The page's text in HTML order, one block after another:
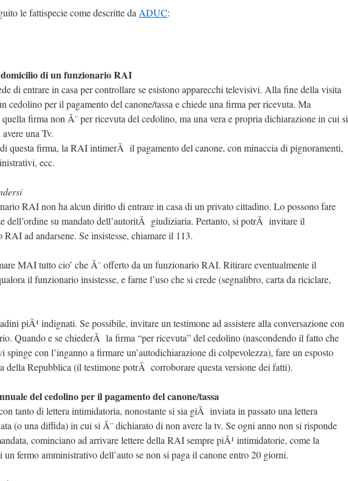
le fattispecie come descritte da ADUC:
di un funzionario RAI
di entrare in casa per controllare se esistono apparecchi televisivi. Alla fine della visita
cedolino per il pagamento del canone/tassa e chiede una firma per ricevuta. Ma
quella firma non Ã¨ per ricevuta del cedolino, ma una vera e propria dichiarazione in cui si
una Tv.
questa firma, la RAI intimerÃ il pagamento del canone, con minaccia di pignoramenti,
ecc.
RAI non ha alcun diritto di entrare in casa di un privato cittadino. Lo possono fare
dell’ordine su mandato dell’autoritÃ giudiziaria. Pertanto, si potrÃ invitare il
ad andarsene. Se insistesse, chiamare il 113.
MAI tutto cio’ che Ã¨ offerto da un funzionario RAI. Ritirare eventualmente il
il funzionario insistesse, e farne l’uso che si crede (segnalibro, carta da riciclare,
piÃ¹ indignati. Se possibile, invitare un testimone ad assistere alla conversazione con
Quando e se chiederÃ la firma “per ricevuta” del cedolino (nascondendo il fatto che
con l’inganno a firmare un’autodichiarazione di colpevolezza), fare un esposto
della Repubblica (il testimone potrÃ corroborare questa versione dei fatti).
del cedolino per il pagamento del canone/tassa
tanto di lettera intimidatoria, nonostante si sia giÃ inviata in passato una lettera
(o una diffida) in cui si Ã¨ dichiarato di non avere la tv. Se ogni anno non si risponde
cominciano ad arrivare lettere della RAI sempre piÃ¹ intimidatorie, come la
un fermo amministrativo dell’auto se non si paga il canone entro 20 giorni.